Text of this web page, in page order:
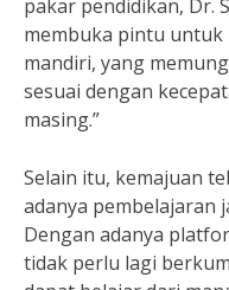
pakar pendidikan, Dr.
membuka pintu
mandiri, yang
sesuai dengan
masing.”
Selain itu, kemajuan
adanya pembelajaran
Dengan adanya
tidak perlu lagi